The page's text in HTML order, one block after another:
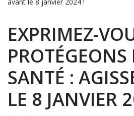
EXPRIMEZ-
PROTÉGEONS
SANTÉ :
LE 8 JANVIER